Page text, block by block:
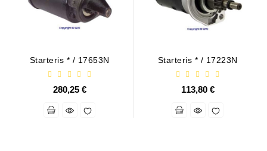
Starteris * / 17653N
280,25 €
Starteris * / 17223N
113,80 €